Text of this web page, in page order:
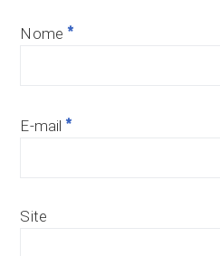
Nome *
E-mail *
Site